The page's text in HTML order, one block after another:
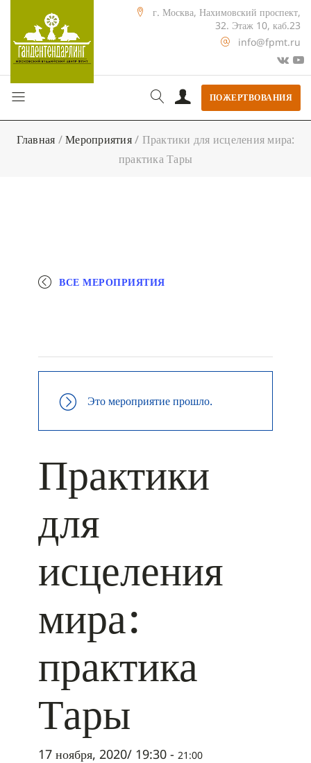
г. Москва, Нахимовский проспект,
32. Этаж 10, каб.23
info@fpmt.ru
ПОЖЕРТВОВАНИЯ
Главная /Мероприятия/ Практики для исцеления мира:
практика Тары
ВСЕ МЕРОПРИЯТИЯ
Это мероприятие прошло.
Практики
для
исцеления
мира:
практика
Тары
17 ноября, 2020/ 19:30 - 21:00